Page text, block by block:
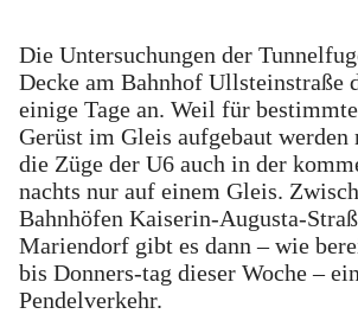
Die Untersuchungen der
Decke am Bahnhof Ullsteinstraße
einige Tage an. Weil für
Gerüst im Gleis aufgebaut werden
die Züge der U6 auch in der
nachts nur auf einem Gleis.
Bahnhöfen Kaiserin-Augusta-
Mariendorf gibt es dann – wie
bis Donners-tag dieser Woche –
Pendelverkehr.